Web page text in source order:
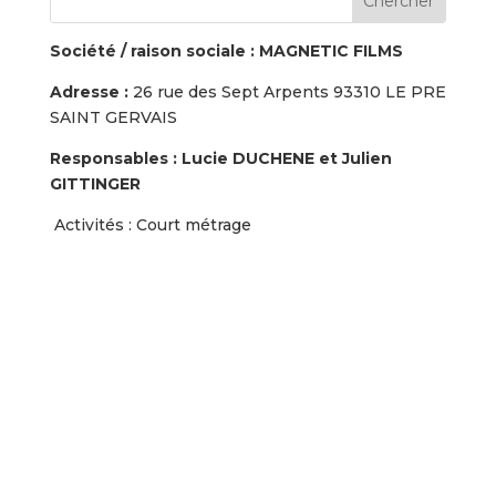
Société / raison sociale : MAGNETIC FILMS
Adresse :26 rue des Sept Arpents 93310 LE PRE
SAINT GERVAIS
Responsables : Lucie DUCHENE et Julien
GITTINGER
Activités : Court métrage